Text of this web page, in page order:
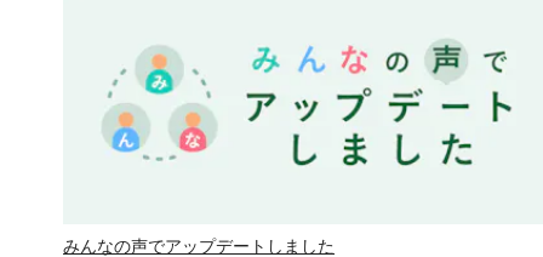
みんなの声でアップデートしました